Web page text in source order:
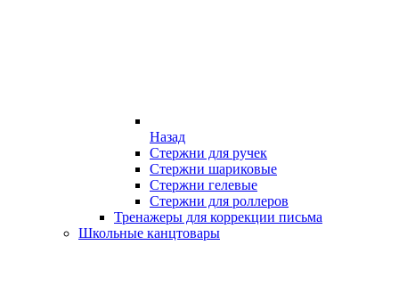
Назад
Стержни для ручек
Стержни шариковые
Стержни гелевые
Стержни для роллеров
Тренажеры для коррекции письма
Школьные канцтовары